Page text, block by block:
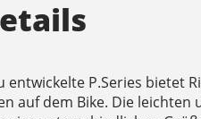
entwickelte P.Series bietet
auf dem Bike. Die leichten